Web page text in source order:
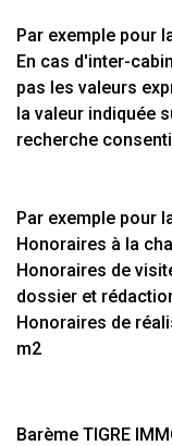
Par exemple pour
En cas d'inter-
pas les valeurs
la valeur indiquée
recherche
Par exemple pour
Honoraires à la
Honoraires de
dossier et
Honoraires de
m2
Barème TIGRE